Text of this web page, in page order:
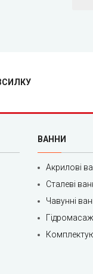
ВАННИ
Акрилові
Сталеві
Чавунні